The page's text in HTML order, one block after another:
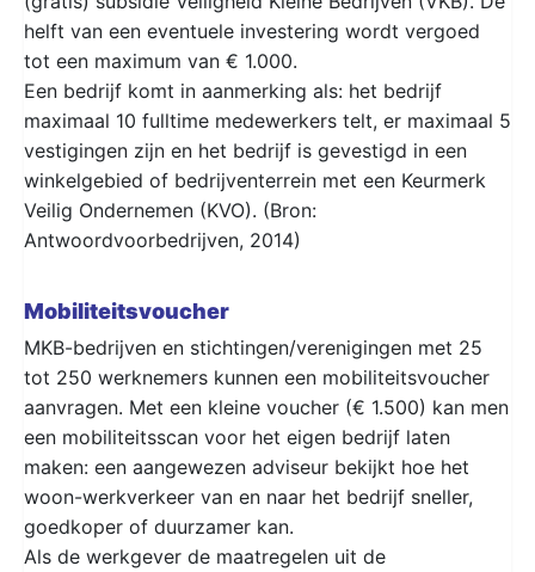
helft van een eventuele investering wordt vergoed
tot een maximum van € 1.000.
Een bedrijf komt in aanmerking als: het bedrijf
maximaal 10 fulltime medewerkers telt, er maximaal 5
vestigingen zijn en het bedrijf is gevestigd in een
winkelgebied of bedrijventerrein met een Keurmerk
Veilig Ondernemen (KVO). (Bron:
Antwoordvoorbedrijven, 2014)
Mobiliteitsvoucher
MKB-bedrijven en stichtingen/verenigingen met 25
tot 250 werknemers kunnen een mobiliteitsvoucher
aanvragen. Met een kleine voucher (€ 1.500) kan men
een mobiliteitsscan voor het eigen bedrijf laten
maken: een aangewezen adviseur bekijkt hoe het
woon-werkverkeer van en naar het bedrijf sneller,
goedkoper of duurzamer kan.
Als de werkgever de maatregelen uit de